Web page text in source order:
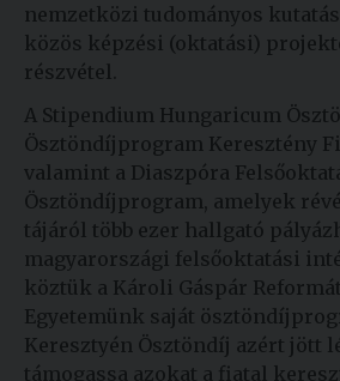
nemzetközi tudományos
közös képzési (oktatási)
részvétel.
A Stipendium Hungaricum
Ösztöndíjprogram Keresztény
valamint a Diaszpóra
Ösztöndíjprogram, amelyek
tájáról több ezer hallgató
magyarországi felsőoktatási
köztük a Károli Gáspár
Egyetemünk saját
Keresztyén Ösztöndíj azért jött
támogassa azokat a fiatal